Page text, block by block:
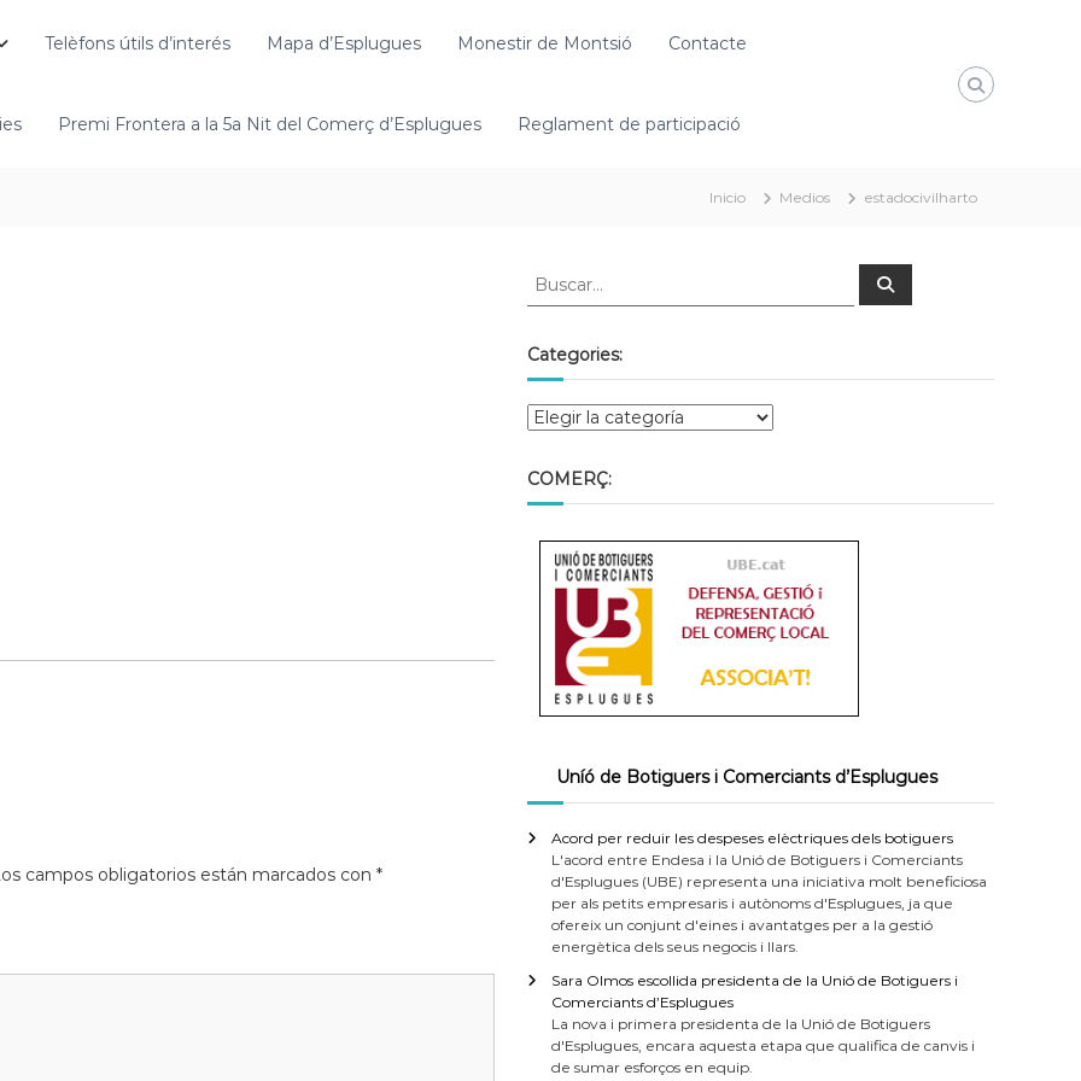
Telèfons útils d’interés Mapa d’Esplugues Monestir de Montsió Contacte
Premi Frontera a la 5a Nit del Comerç d’Esplugues Reglament de participació
Inicio Medios estadocivilharto
campos obligatorios están marcados con *
Categories:
COMERÇ:
Uníó de Botiguers i Comerciants d’Esplugues
Acord per reduir les despeses elèctriques dels botiguers
L'acord entre Endesa i la Unió de Botiguers i Comerciants
d'Esplugues (UBE) representa una iniciativa molt beneficiosa
per als petits empresaris i autònoms d'Esplugues, ja que
ofereix un conjunt d'eines i avantatges per a la gestió
energètica dels seus negocis i llars.
Sara Olmos escollida presidenta de la Unió de Botiguers i
Comerciants d’Esplugues
La nova i primera presidenta de la Unió de Botiguers
d'Esplugues, encara aquesta etapa que qualifica de canvis i
de sumar esforços en equip.